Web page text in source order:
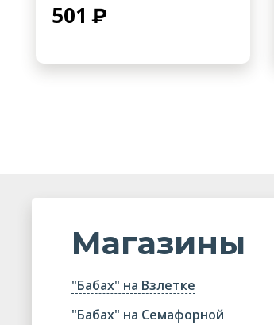
501
Магазины
"Бабах" на Взлетке
"Бабах" на Семафорной